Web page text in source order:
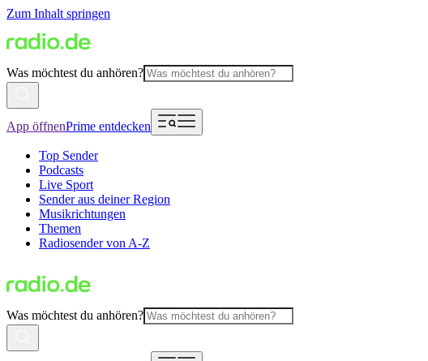
Zum Inhalt springen
Was möchtest du anhören?
App öffnenPrime entdecken
Top Sender
Podcasts
Live Sport
Sender aus deiner Region
Musikrichtungen
Themen
Radiosender von A-Z
Was möchtest du anhören?